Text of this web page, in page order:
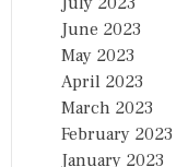
June 2023
May 2023
April 2023
March 2023
February 2023
January 2023